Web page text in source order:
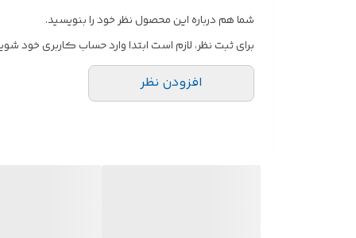
شما هم درباره این محصول نظر خود را بنویسید.
برای ثبت نظر، لازم است ابتدا وارد حساب کاربری خود
افزودن نظر